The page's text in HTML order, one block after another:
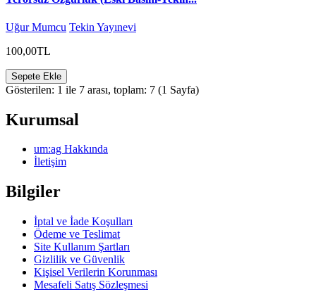
Uğur Mumcu Tekin Yayınevi
100,00TL
Sepete Ekle
Gösterilen: 1 ile 7 arası, toplam: 7 (1 Sayfa)
Kurumsal
um:ag Hakkında
İletişim
Bilgiler
İptal ve İade Koşulları
Ödeme ve Teslimat
Site Kullanım Şartları
Gizlilik ve Güvenlik
Kişisel Verilerin Korunması
Mesafeli Satış Sözleşmesi